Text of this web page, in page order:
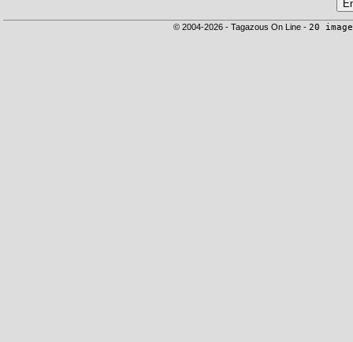
© 2004-2026 - Tagazous On Line - 20